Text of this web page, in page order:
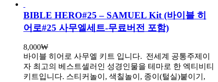
BIBLE HERO#25 – SAMUEL Kit (바이블 히
어로#25 사무엘세트-무료버전 포함)
8,000₩
바이블 히어로 사무엘 키트 입니다. 전세계 공통주제이
자 최고의 베스트셀러인 성경인물을 테마로 한 엑티비티
키트입니다. 스티커놀이, 색칠놀이, 종이(털실)붙이기,